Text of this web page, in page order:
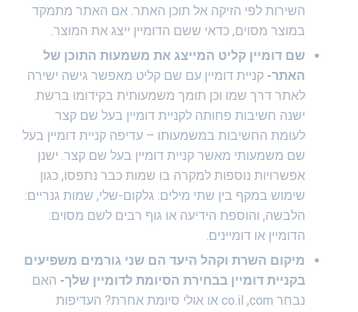
השירות לפי הזיקה אל תוכן האתר. אם האתר מתמקד
במוצר מסוים, כדאי ששם הדומיין ייצג את המוצר.
שם דומיין קליט המייצג את משמעות התוכן של
האתר-קניית דומיין עם שם קליט מאפשר גישה ישירה
לאתר דרך שמו וכן תומך משמעותית בקידומו ברשת.
ישנה חשיבות פחותה לקניית דומיין בעל שם קצר
לעומת החשיבות במשמעותו – עדיפה קניית דומיין בעל
שם משמעותי מאשר קניית דומיין בעל שם קצר. ישנן
אפשרויות נוספות למקרה בו שמות כבר נתפסו, כגון
שימוש במקף בין שתי מילים: גלקום-שלי, שמות גנריים:
הלבשה, והוספת הידיעה או גוף רבים לשם מסוים:
הדומיין או דומיינים.
מיקום השרת וקהל היעד הם שני גורמים משפיעים
בקניית דומיין בבחירת הסיומת לדומיין שלך-האם
נבחר co.il ,com או אולי סיומת אחרת? העדיפות